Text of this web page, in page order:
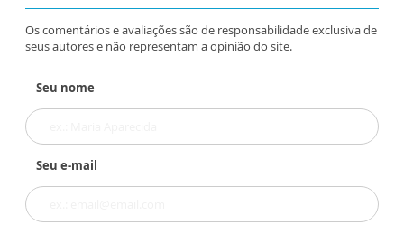
Os comentários e avaliações são de responsabilidade exclusiva de
seus autores e não representam a opinião do site.
Seu nome
Seu e-mail